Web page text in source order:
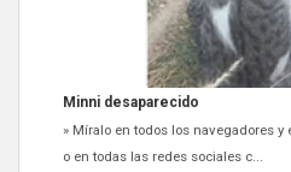
Minni desaparecido
» Míralo en todos los navegadores y
o en todas las redes sociales c...